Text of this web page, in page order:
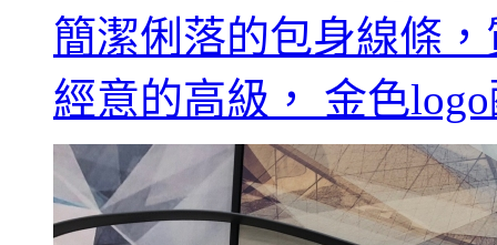
簡潔俐落的包身線條
經意的高級， 金色